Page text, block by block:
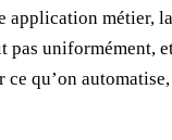
application métier,
pas uniformément,
qu’on